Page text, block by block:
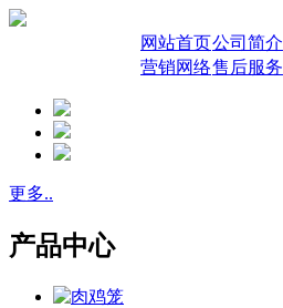
网站首页公司简介
营销网络售后服务
更多..
产品中心